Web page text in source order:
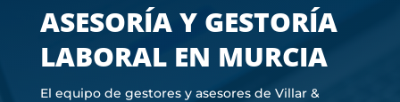
ASESORÍA Y GESTORÍA
LABORAL EN MURCIA
El equipo de gestores y asesores de Villar &